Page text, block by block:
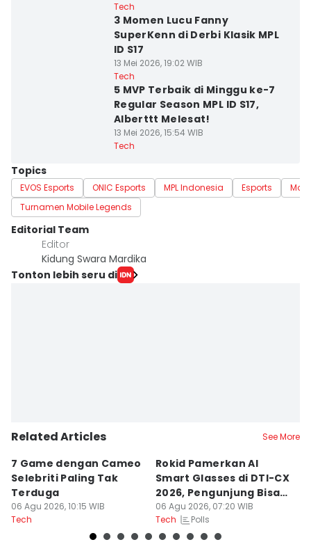
Tech
3 Momen Lucu Fanny
SuperKenn di Derbi Klasik MPL
ID S17
13 Mei 2026, 19:02 WIB
Tech
5 MVP Terbaik di Minggu ke-7
Regular Season MPL ID S17,
Alberttt Melesat!
13 Mei 2026, 15:54 WIB
Tech
Topics
EVOS Esports ONIC Esports MPL Indonesia Esports
Turnamen Mobile Legends
Editorial Team
Editor
Kidung Swara Mardika
Tonton lebih seru di
Related Articles See More
7 Game dengan Cameo
Selebriti Paling Tak
Terduga
06 Agu 2026, 10:15 WIB
Tech
Rokid Pamerkan AI
Smart Glasses di DTI-CX
2026, Pengunjung Bisa
Coba
06 Agu 2026, 07:20 WIB
Tech
Polls